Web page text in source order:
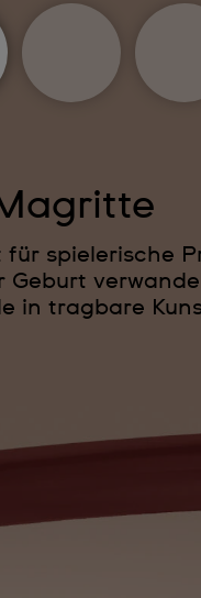
spielerische
Geburt
in tragbare